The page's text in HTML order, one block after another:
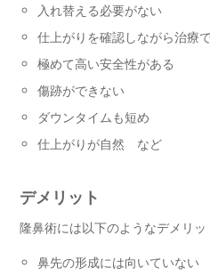
入れ替える必要がない
仕上がりを確認しながら治療
極めて高い安全性がある
傷跡ができない
ダウンタイムも短め
仕上がりが自然 など
デメリット
隆鼻術には以下のようなデメリッ
鼻先の形成には向いていない